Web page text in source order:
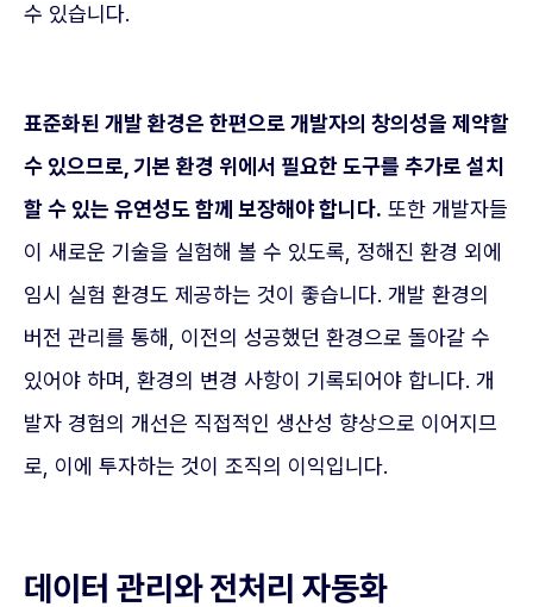
수 있습니다.
표준화된 개발 환경은 한편으로 개발자의 창의성을 제약할
수 있으므로, 기본 환경 위에서 필요한 도구를 추가로 설치
할 수 있는 유연성도 함께 보장해야 합니다. 또한 개발자들
이 새로운 기술을 실험해 볼 수 있도록, 정해진 환경 외에
임시 실험 환경도 제공하는 것이 좋습니다. 개발 환경의
버전 관리를 통해, 이전의 성공했던 환경으로 돌아갈 수
있어야 하며, 환경의 변경 사항이 기록되어야 합니다. 개
발자 경험의 개선은 직접적인 생산성 향상으로 이어지므
로, 이에 투자하는 것이 조직의 이익입니다.
데이터 관리와 전처리 자동화